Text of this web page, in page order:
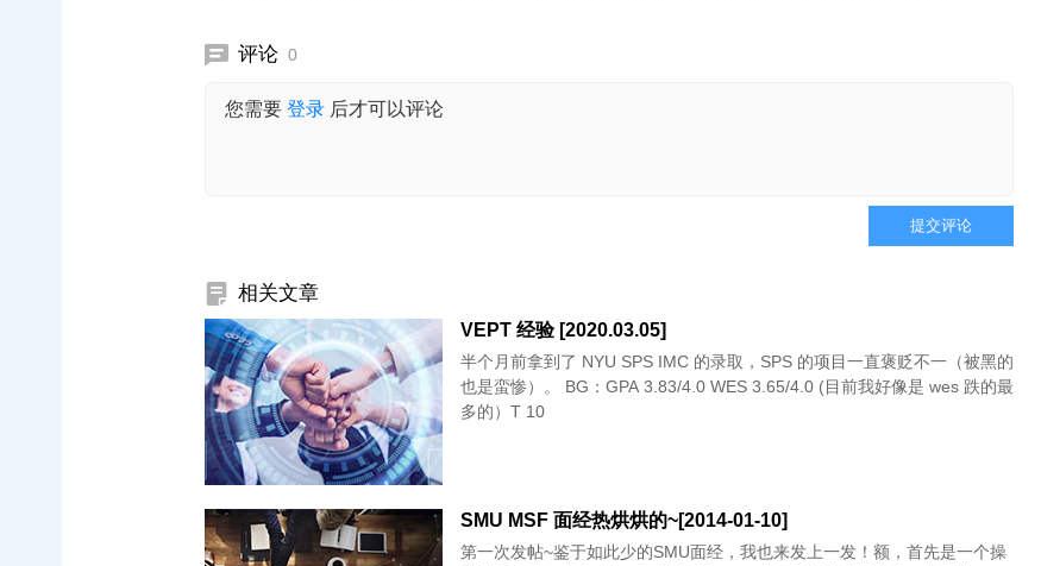
评论 0
您需要 登录 后才可以评论
提交评论
相关文章
VEPT 经验 [2020.03.05]
半个月前拿到了 NYU SPS IMC 的录取，SPS 的项目一直褒贬不一（被黑的
也是蛮惨）。 BG：GPA 3.83/4.0 WES 3.65/4.0 (目前我好像是 wes 跌的最
多的）T 10
SMU MSF 面经热烘烘的~[2014-01-10]
第一次发帖~鉴于如此少的SMU面经，我也来发上一发！额，首先是一个操